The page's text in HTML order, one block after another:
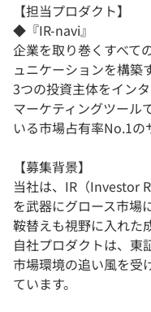
【担当プロダクト】
◆『IR-navi』
企業を取り巻くすべて
ュニケーションを構築
3つの投資主体をイン
マーケティングツール
いる市場占有率No.1の
【募集背景】
当社は、IR（Investor
を武器にグロース市場
鞍替えも視野に入れた
自社プロダクトは、東
市場環境の追い風を受
ています。